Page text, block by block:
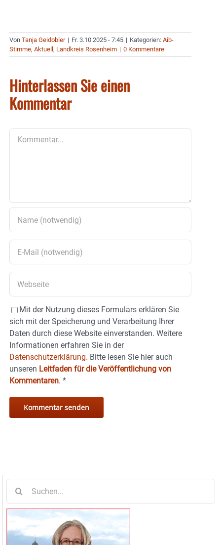
Von Tanja Geidobler | Fr. 3.10.2025 - 7:45 | Kategorien: Aib-
Stimme, Aktuell , Landkreis Rosenheim | 0 Kommentare
Hinterlassen Sie einen
Kommentar
Mit der Nutzung dieses Formulars erklären Sie
sich mit der Speicherung und Verarbeitung Ihrer
Daten durch diese Website einverstanden. Weitere
Informationen erfahren Sie in der
Datenschutzerklärung. Bitte lesen Sie hier auch
unseren Leitfaden für die Veröffentlichung von
Kommentaren. *
nach: